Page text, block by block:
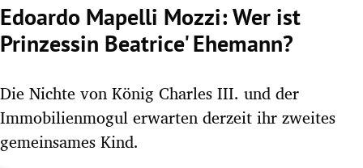
Untermenü
Edoardo Mapelli Mozzi: Wer ist
Prinzessin Beatrice' Ehemann?
Die Nichte von König Charles III. und der
Immobilienmogul erwarten derzeit ihr zweites
gemeinsames Kind.